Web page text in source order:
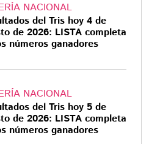
NACIONAL
del Tris hoy 4 de
de 2026: LISTA completa
números ganadores
NACIONAL
del Tris hoy 5 de
de 2026: LISTA completa
números ganadores